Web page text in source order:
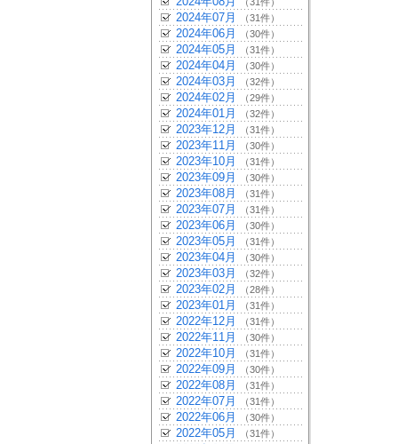
2024年07月 （31件）
2024年06月 （30件）
2024年05月 （31件）
2024年04月 （30件）
2024年03月 （32件）
2024年02月 （29件）
2024年01月 （32件）
2023年12月 （31件）
2023年11月 （30件）
2023年10月 （31件）
2023年09月 （30件）
2023年08月 （31件）
2023年07月 （31件）
2023年06月 （30件）
2023年05月 （31件）
2023年04月 （30件）
2023年03月 （32件）
2023年02月 （28件）
2023年01月 （31件）
2022年12月 （31件）
2022年11月 （30件）
2022年10月 （31件）
2022年09月 （30件）
2022年08月 （31件）
2022年07月 （31件）
2022年06月 （30件）
2022年05月 （31件）